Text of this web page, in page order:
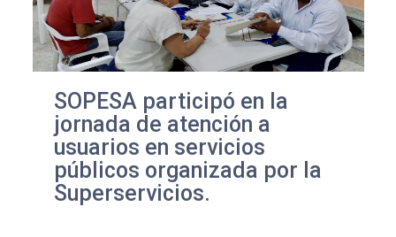
SOPESA participó en la
jornada de atención a
usuarios en servicios
públicos organizada por la
Superservicios.